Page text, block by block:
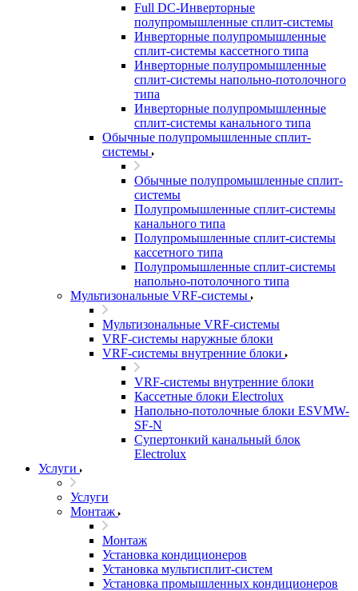
Full DC-Инверторные
полупромышленные сплит-системы
Инверторные полупромышленные
сплит-системы кассетного типа
Инверторные полупромышленные
сплит-системы напольно-потолочного
типа
Инверторные полупромышленные
сплит-системы канального типа
Обычные полупромышленные сплит-
системы
Обычные полупромышленные сплит-
системы
Полупромышленные сплит-системы
канального типа
Полупромышленные сплит-системы
кассетного типа
Полупромышленные сплит-системы
напольно-потолочного типа
Мультизональные VRF-системы
Мультизональные VRF-системы
VRF-системы наружные блоки
VRF-системы внутренние блоки
VRF-системы внутренние блоки
Кассетные блоки Electrolux
Напольно-потолочные блоки ESVMW-
SF-N
Супертонкий канальный блок
Electrolux
Услуги
Услуги
Монтаж
Монтаж
Установка кондиционеров
Установка мультисплит-систем
Установка промышленных кондиционеров